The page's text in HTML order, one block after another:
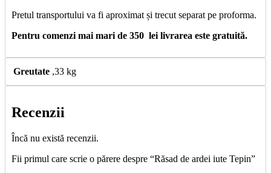
Pretul transportului va fi aproximat și trecut separat pe proforma.
Pentru comenzi mai mari de 350 lei livrarea este gratuită.
Greutate ,33 kg
Recenzii
Încă nu există recenzii.
Fii primul care scrie o părere despre “Răsad de ardei iute Tepin”